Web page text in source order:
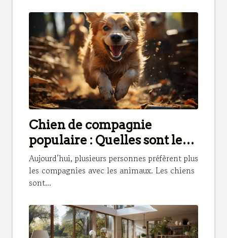
Chien de compagnie
populaire : Quelles sont les
meilleures races à choisir ?
Aujourd’hui, plusieurs personnes préfèrent plus
les compagnies avec les animaux. Les chiens
sont...